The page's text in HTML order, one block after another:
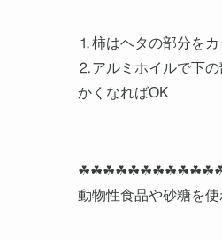
⒈柿はヘタの部分をカ
⒉アルミホイルで下の
かくなればOK
動物性食品や砂糖を